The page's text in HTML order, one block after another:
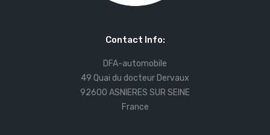
Contact Info:
DFA-automobile
49 Quai du docteur Dervaux
92600 ASNIERES SUR SEINE
France